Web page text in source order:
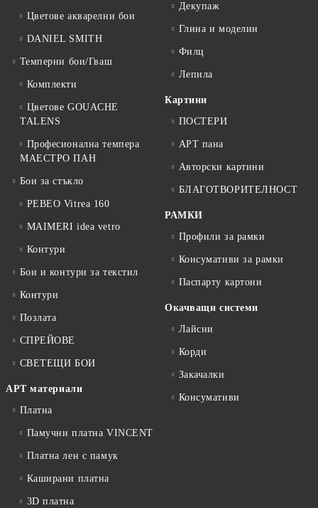
Цветове акварелни бои
DANIEL SMITH
Темперни бои/Гваш
Комплекти
Цветове GOUACHE
TALENS
Професионална темпера
МАЕСТРО ПАН
Бои за стъкло
PEBEO Vitrea 160
MAIMERI idea vetro
Контури
Бои и контури за текстил
Контури
Позлата
СПРЕЙОВЕ
СВЕТЕЩИ БОИ
АРТ материали
Платна
Памучни платна VINCENT
Платна лен с памук
Каширани платна
3D платна
Декупаж
Глина и моделин
Филц
Лепила
Картини
ПОСТЕРИ
АРТ пана
Авторски картини
БЛАГОТВОРИТЕЛНОСТ
РАМКИ
Профили за рамки
Консумативи за рамки
Паспарту картони
Окачващи системи
Лайсни
Корди
Закачалки
Консумативи